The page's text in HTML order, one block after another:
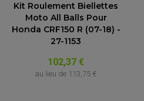
Kit Roulement Biellettes
Moto All Balls Pour
Honda CRF150 R (07-18) -
27-1153
102,37 €
au lieu de 113,75 €